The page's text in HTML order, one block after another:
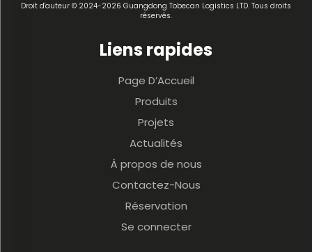
Droit d'auteur © 2024-2026 Guangdong Tobecan Logistics LTD. Tous droits
réservés.
Liens rapides
Page D’Accueil
Produits
Projets
Actualités
À propos de nous
Contactez-Nous
Réservation
Se connecter